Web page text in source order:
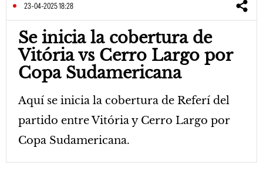
23-04-2025 18:28
Se inicia la cobertura de
Vitória vs Cerro Largo por
Copa Sudamericana
Aquí se inicia la cobertura de Referí del
partido entre Vitória y Cerro Largo por
Copa Sudamericana.